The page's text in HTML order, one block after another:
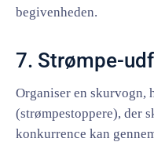
begivenheden.
7. Strømpe-
Organiser en skurvogn,
(strømpestoppere), der
konkurrence kan